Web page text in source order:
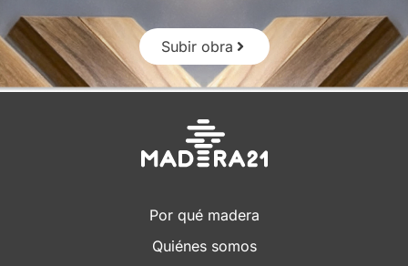
Subir obra
Por qué madera
Quiénes somos